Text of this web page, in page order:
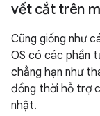
vết cắt trên
Cũng giống như
OS có các phần
chẳng hạn như
đồng thời hỗ trợ
nhật.